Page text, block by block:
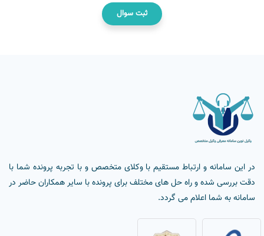
ثبت سوال
در این سامانه و ارتباط مستقیم با وکلای متخصص و با تجربه پرونده شما با
دقت بررسی شده و راه حل های مختلف برای پرونده با سایر همکاران حاضر در
سامانه به شما اعلام می گردد.